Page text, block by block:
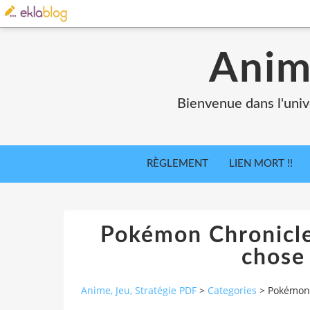
Bienvenue dans
RÈGLEMENT LIEN MORT !!
Pokémon
Anime, Jeu, Stratégie PDF > Categories >